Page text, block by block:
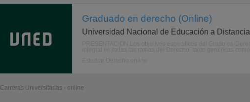
Graduado en derecho (Online)
Universidad Nacional de Educación a Distancia
Carreras Universitarias - online